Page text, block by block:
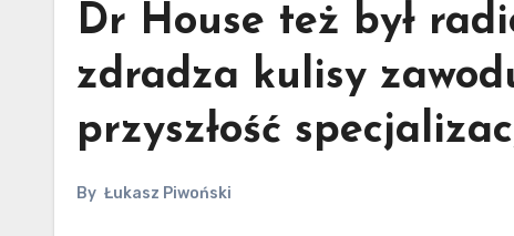
Dr House też był
zdradza kulisy
przyszłość
By Łukasz Piwoński